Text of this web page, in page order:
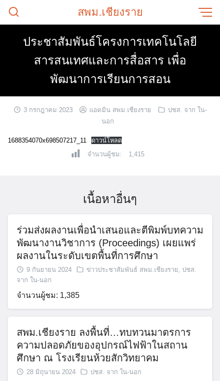
Skip
สพม.เชียงราย
ประชาสัมพันธ์โครงการเทคโนโลยี
สารสนเทศและการสื่อสาร เพื่อ
พัฒนาการเรียนการสอน
3 กรกฎาคม 2023 แอดมิน สพม.เชียงราย
ปชส. จาก ใน-
นอก
1688354070x698507217_11
ดาวน์โหลด
จำนวนผู้ชม:
1,415
เนื้อหาอื่นๆ
ร่วมส่งผลงานเพื่อนำเสนอและตีพิมพ์บทความ
พัฒนางานวิชาการ (Proceedings) เผยแพร่
ผลงานในระดับเขตพื้นที่การศึกษา
9 กันยายน 2024 ข่าวประชาสัมพันธ์ สพม.เชียงราย ปชส.
จาก ใน-นอก
จำนวนผู้ชม: 1,385
สพม.เชียงราย ลงพื้นที่…ทบทวนมาตรการ
ความปลอดภัยของอุปกรณ์ไฟฟ้าในสถาน
ศึกษา ณ โรงเรียนห้วยสักวิทยาคม
28 มิถุนายน 2024 ปชส. จาก ใน-นอก